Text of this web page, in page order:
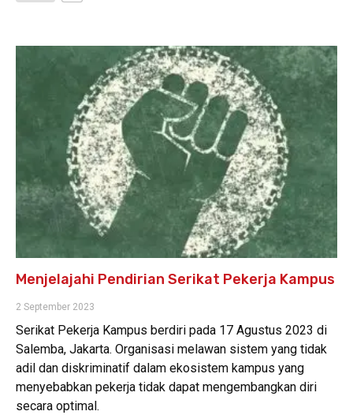
Menjelajahi Pendirian Serikat Pekerja Kampus
2 September 2023
Serikat Pekerja Kampus berdiri pada 17 Agustus 2023 di
Salemba, Jakarta. Organisasi melawan sistem yang tidak
adil dan diskriminatif dalam ekosistem kampus yang
menyebabkan pekerja tidak dapat mengembangkan diri
secara optimal.